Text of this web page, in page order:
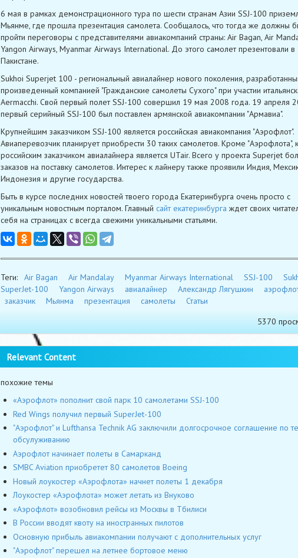
6 мая в рамках демонстрационного тура по шести странам Азии SSJ-100
Мьянме, где прошла презентация самолета. Сообщалось, что тогда же должны
пройти переговоры с представителями авиакомпаний страны: Air Bagan, Air
Yangon Airways, Myanmar Airways International. До этого самолет презентовали в
Пакистане.
Sukhoi Superjet 100 - региональный авиалайнер нового поколения,
произведенный компанией "Гражданские самолеты Сухого" при участии
Aermacchi. Свой первый полет SSJ-100 совершил 19 мая 2008 года. 19 апреля
первый серийный SSJ-100 был поставлен армянской авиакомпании "Армавиа".
Крупнейшим заказчиком SSJ-100 является российская авиакомпания "Аэрофлот".
Авиаперевозчик планирует приобрести 30 таких самолетов. Кроме "Аэрофлота",
российским заказчиком авиалайнера является UTair. Всего у проекта Superjet
заказов на поставку самолетов. Интерес к лайнеру также проявили Индия,
Индонезия и другие государства.
Быть в курсе последних новостей твоего города Екатеринбурга очень просто с
уникальным новостным порталом. Главный сайт екатеринбурга ждет своих
себя на страницах с всегда свежими уникальными статьями.
Теги: Air Bagan Air Mandalay Myanmar Airways International SSJ-100
SuperJet-100
Yangon Airways авиалайнер Александр Лягушкин
заказчик
Мьянма презентация самолеты
Статьи
5370
Relevant Content
похожие темы
«Аэрофлот» пополнит свой парк 10 самолетами SSJ-100
Red Wings получил первый SuperJet-100
"Аэрофлот" и Lufthansa Technik AG заключили долгосрочное соглашение по
обсулуживанию
Аэрофлот начинает полеты в Самарканд
SMBC Aviation приобретет 80 самолетов Boeing
Новый лоукостер «Аэрофлота» начнет полеты 1 декабря
Лоукостер «Аэрофлота» может летать из Внуково
«Аэрофлот» возобновил рейсы из Москвы в Тбилиси
В России вводят квоту на иностранных пилотов
Основную прибыль авиакомпании получают с дополнительных услуг
"Аэрофлот" перешел на летнее бортовое меню